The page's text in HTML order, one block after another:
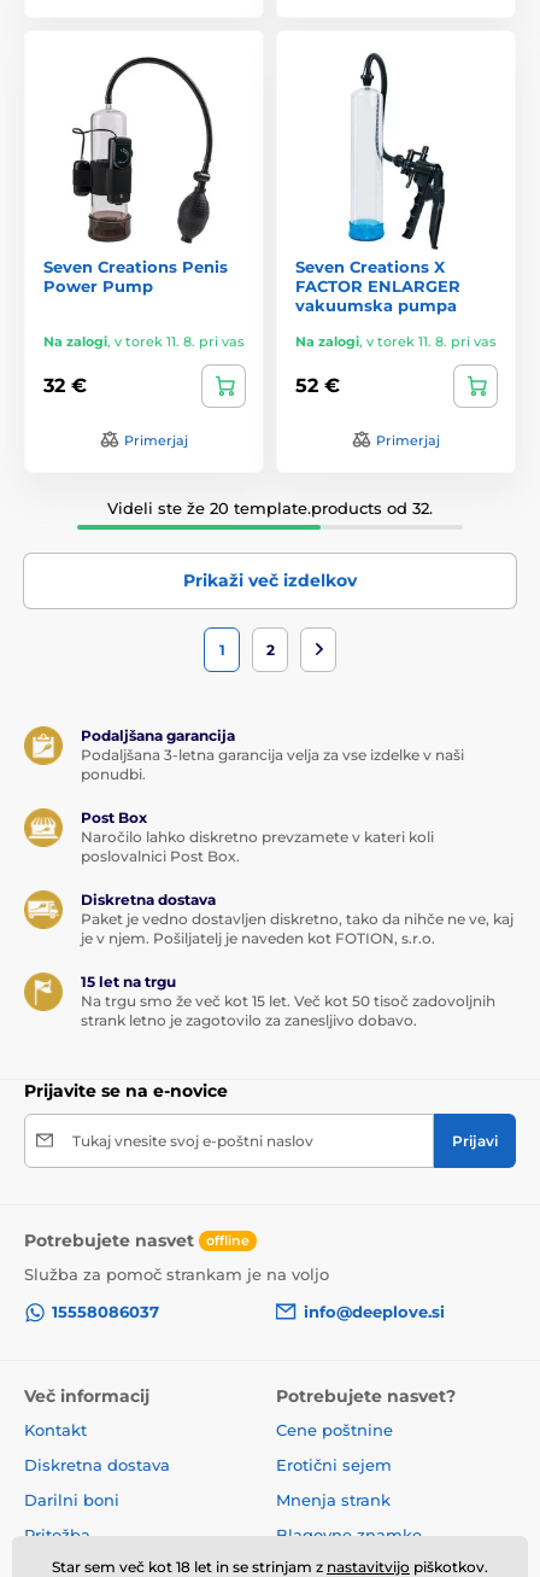
Seven Creations Penis
Power Pump
Na zalogi, v torek 11. 8. pri vas
32 €
Primerjaj
Seven Creations X
FACTOR ENLARGER
vakuumska pumpa
Na zalogi, v torek 11. 8. pri vas
52 €
Primerjaj
Videli ste že 20 template.products od 32.
Prikaži več izdelkov
1 2
Podaljšana garancija
Podaljšana 3-letna garancija velja za vse izdelke v naši
ponudbi.
Post Box
Naročilo lahko diskretno prevzamete v kateri koli
poslovalnici Post Box.
Diskretna dostava
Paket je vedno dostavljen diskretno, tako da nihče ne ve, kaj
je v njem. Pošiljatelj je naveden kot FOTION, s.r.o.
15 let na trgu
Na trgu smo že več kot 15 let. Več kot 50 tisoč zadovoljnih
strank letno je zagotovilo za zanesljivo dobavo.
Prijavite se na e-novice
Tukaj vnesite svoj e-poštni naslov Prijavi
Potrebujete nasvet offline
Služba za pomoč strankam je na voljo
15558086037
info@deeplove.si
Več informacij
Kontakt
Diskretna dostava
Darilni boni
Pritožba
O nas
Potrebujete nasvet?
Cene poštnine
Erotični sejem
Mnenja strank
Blagovne znamke
Poslovni pogoji
Star sem več kot 18 let in se strinjam z nastavitvijo piškotkov.